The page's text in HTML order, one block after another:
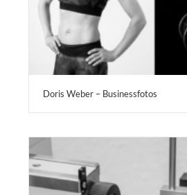
Doris Weber – Businessfotos